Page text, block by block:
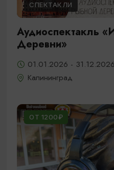
СПЕКТАКЛИ
Аудиоспектакль
Деревни»
01.01.2026 -
Калининград
ОТ 1200₽